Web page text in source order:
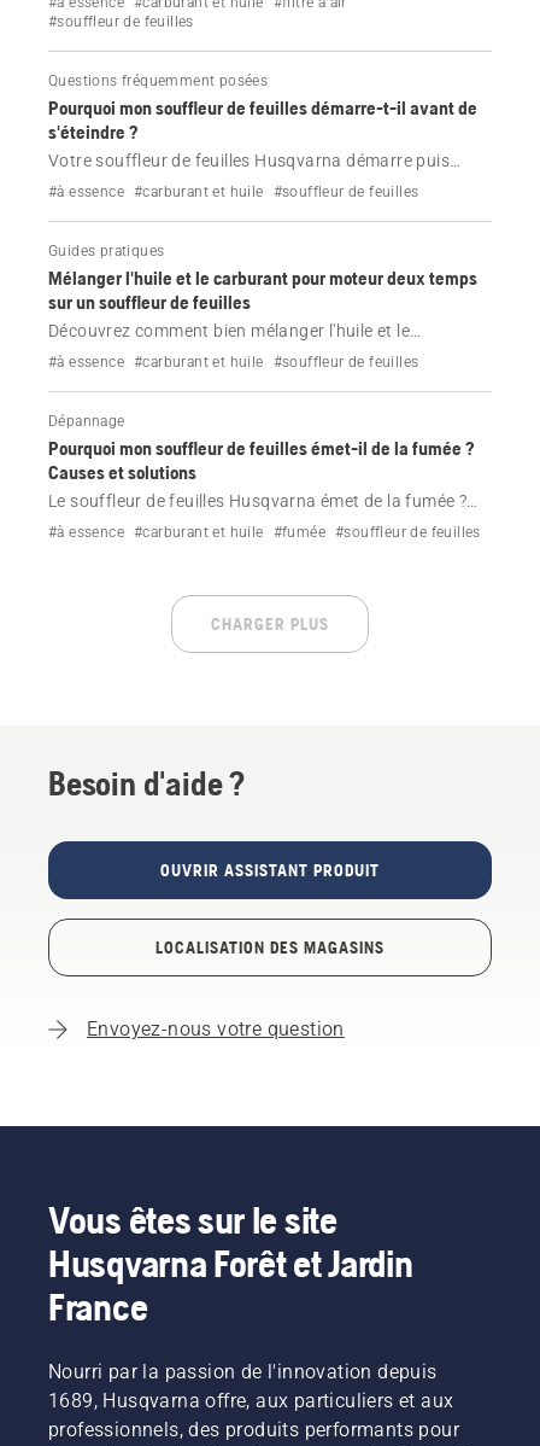
courantes, notamment un mauvais mélange de
#souffleur de feuilles
Questions fréquemment posées
Pourquoi mon souffleur de feuilles démarre-t-il avant de
s'éteindre ?
Votre souffleur de feuilles Husqvarna démarre puis
s'éteint ? Découvrez les causes les plus fréquentes et
au filtre à air et au starter.
#à essence #carburant et huile #souffleur de feuilles
Guides pratiques
Mélanger l'huile et le carburant pour moteur deux temps
sur un souffleur de feuilles
Découvrez comment bien mélanger l'huile et le
carburant pour moteur deux temps sur un souffleur de
#à essence #carburant et huile #souffleur de feuilles
Dépannage
Pourquoi mon souffleur de feuilles émet-il de la fumée ?
Causes et solutions
Le souffleur de feuilles Husqvarna émet de la fumée ?
Identifiez la couleur de la fumée et résolvez rapidement
#à essence #carburant et huile #fumée #souffleur de feuilles
CHARGER PLUS
Besoin d'aide ?
OUVRIR ASSISTANT PRODUIT
LOCALISATION DES MAGASINS
Envoyez-nous votre question
Vous êtes sur le site
Husqvarna Forêt et Jardin
France
Nourri par la passion de l'innovation depuis
1689, Husqvarna offre, aux particuliers et aux
professionnels, des produits performants pour